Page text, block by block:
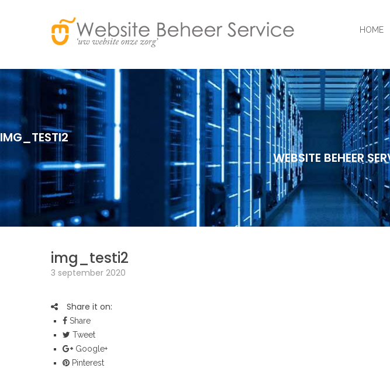
HOME
IMG_TESTI2
WEBSITE BEHEER
img_testi2
3 september 2020
Share it on:
Share
Tweet
Google+
Pinterest